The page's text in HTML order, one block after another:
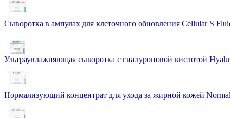
Сыворотка в ампулах для клеточного обновления Cellular S
Ультраувлажняющая сыворотка с гиалуроновой кислотой
Нормализующий концентрат для ухода за жирной кожей